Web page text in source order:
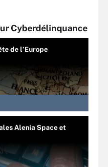
Cyberdélinquance
de l’Europe
Alenia Space et